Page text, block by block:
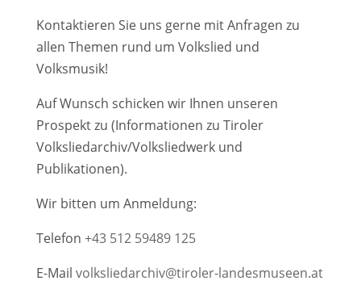
Kontaktieren Sie uns gerne mit Anfragen zu
allen Themen rund um Volkslied und
Volksmusik!
Auf Wunsch schicken wir Ihnen unseren
Prospekt zu (Informationen zu Tiroler
Volksliedarchiv/Volksliedwerk und
Publikationen).
Wir bitten um Anmeldung:
Telefon +43 512 59489 125
E-Mail volksliedarchiv@tiroler-landesmuseen.at